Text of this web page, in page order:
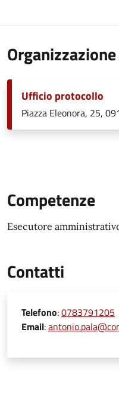
Organizzazione
Ufficio protocollo
Piazza Eleonora, 25,
Competenze
Esecutore
Contatti
Telefono:0783791205
Email: